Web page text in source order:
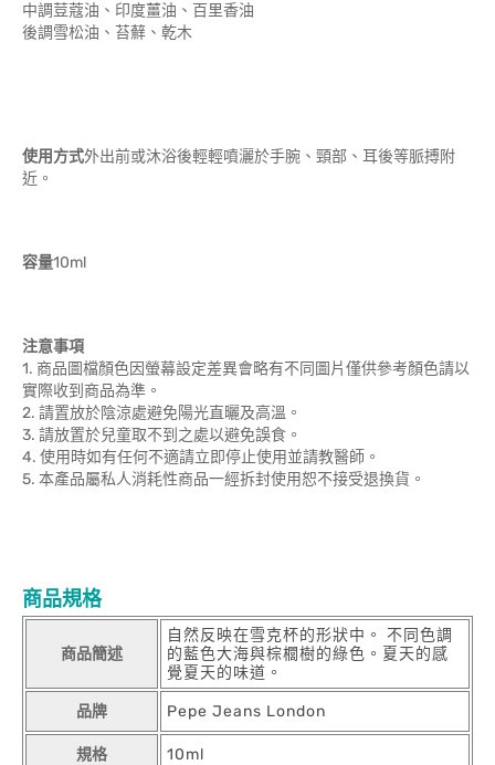
中調荳蔻油、印度薑油、百里香油
後調雪松油、苔蘚、乾木
使用方式外出前或沐浴後輕輕噴灑於手腕、頸部、耳後等脈搏附
近。
容量10ml
注意事項
1. 商品圖檔顏色因螢幕設定差異會略有不同圖片僅供參考顏色請以
實際收到商品為準。
2. 請置放於陰涼處避免陽光直曬及高溫。
3. 請放置於兒童取不到之處以避免誤食。
4. 使用時如有任何不適請立即停止使用並請教醫師。
5. 本產品屬私人消耗性商品一經拆封使用恕不接受退換貨。
商品規格
商品簡述
自然反映在雪克杯的形狀中。 不同色調
的藍色大海與棕櫚樹的綠色。夏天的感
覺夏天的味道。
品牌 Pepe Jeans London
規格 10ml